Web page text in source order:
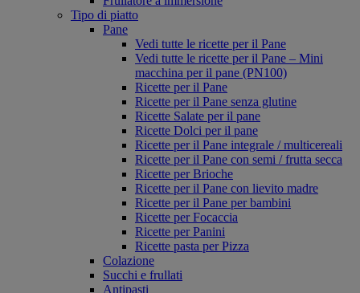
Tipo di piatto
Pane
Vedi tutte le ricette per il Pane
Vedi tutte le ricette per il Pane – Mini
macchina per il pane (PN100)
Ricette per il Pane
Ricette per il Pane senza glutine
Ricette Salate per il pane
Ricette Dolci per il pane
Ricette per il Pane integrale / multicereali
Ricette per il Pane con semi / frutta secca
Ricette per Brioche
Ricette per il Pane con lievito madre
Ricette per il Pane per bambini
Ricette per Focaccia
Ricette per Panini
Ricette pasta per Pizza
Colazione
Succhi e frullati
Antipasti